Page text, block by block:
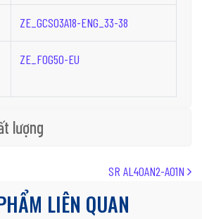
ZE_GCS03A18-ENG_33-38
ZE_FOG50-EU
lượng
SR AL40AN2-A01N
LIÊN QUAN